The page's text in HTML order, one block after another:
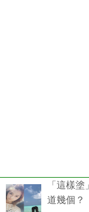
「這樣
道幾個？